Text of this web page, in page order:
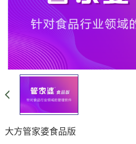
大方管家婆食品版